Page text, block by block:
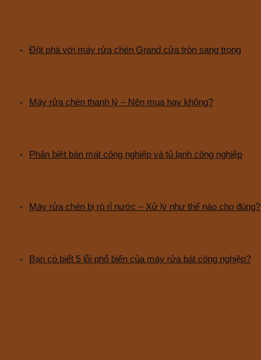
Đột phá với máy rửa chén Grand cửa tròn sang trọng
Máy rửa chén thanh lý – Nên mua hay không?
Phân biệt bàn mát công nghiệp và tủ lạnh công nghiệp
Máy rửa chén bị rò rỉ nước – Xử lý như thế nào cho đúng?
Bạn có biết 5 lỗi phổ biến của máy rửa bát công nghiệp?